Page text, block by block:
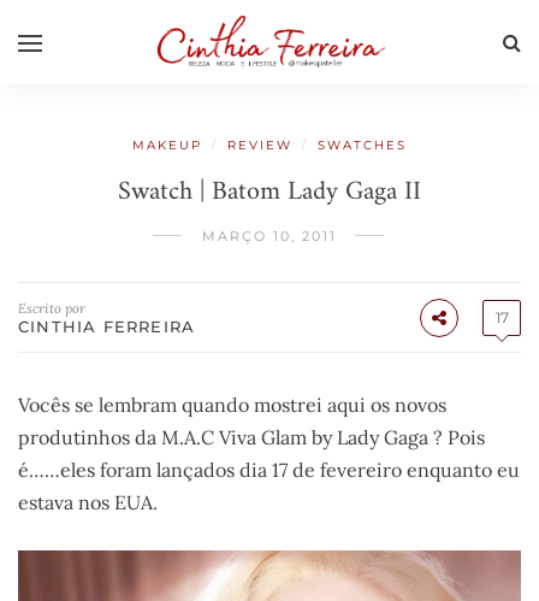
MAKEUP / REVIEW / SWATCHES
Swatch | Batom Lady Gaga II
MARÇO 10, 2011
Escrito por
CINTHIA FERREIRA 17
Vocês se lembram quando mostrei aqui os novos
produtinhos da M.A.C Viva Glam by Lady Gaga ? Pois
é……eles foram lançados dia 17 de fevereiro enquanto eu
estava nos EUA.